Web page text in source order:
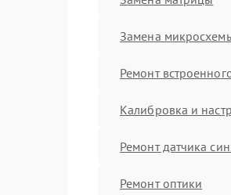
Замена
Ремонт
Калибровка и
Ремонт датчика
Ремонт оптики